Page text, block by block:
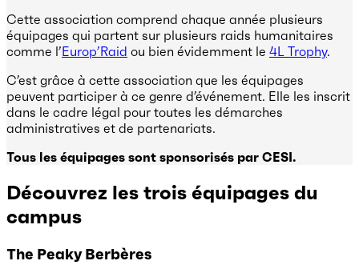
Cette association comprend chaque année plusieurs
équipages qui partent sur plusieurs raids humanitaires
comme l’Europ’Raid ou bien évidemment le 4L Trophy.
C’est grâce à cette association que les équipages
peuvent participer à ce genre d’événement. Elle les inscrit
dans le cadre légal pour toutes les démarches
administratives et de partenariats.
Tous les équipages sont sponsorisés par CESI.
Découvrez les trois équipages du
campus
The Peaky Berbères